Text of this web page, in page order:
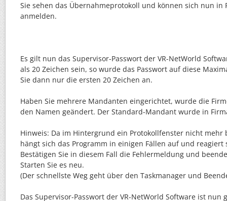
Sie sehen das Übernahmeprotokoll und können sich nun in
anmelden.
Es gilt nun das Supervisor-Passwort der VR-NetWorld
als 20 Zeichen sein, so wurde das Passwort auf diese
Sie dann nur die ersten 20 Zeichen an.
Haben Sie mehrere Mandanten eingerichtet, wurde die
den Namen geändert. Der Standard-Mandant wurde in
Hinweis: Da im Hintergrund ein Protokollfenster nicht mehr
hängt sich das Programm in einigen Fällen auf und
Bestätigen Sie in diesem Fall die Fehlermeldung und
Starten Sie es neu.
(Der schnellste Weg geht über den Taskmanager und
Das Supervisor-Passwort der VR-NetWorld Software ist nun